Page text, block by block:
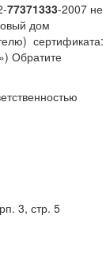
77371333-2007 не
дом
сертификата:
Обратите
3, стр. 5